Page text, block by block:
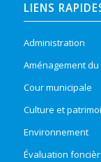
LIENS
Administration
Aménagement
Cour municipale
Culture et
Environnement
Évaluation